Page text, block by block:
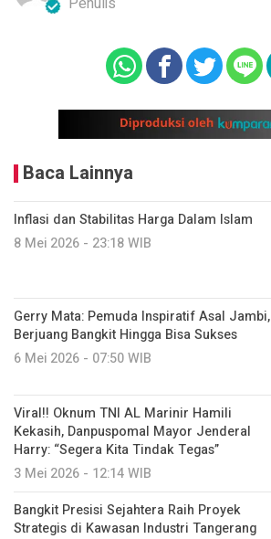
Baca Lainnya
Inflasi dan Stabilitas Harga Dalam Islam
8 Mei 2026 - 23:18 WIB
Gerry Mata: Pemuda Inspiratif Asal Jambi,
Berjuang Bangkit Hingga Bisa Sukses
6 Mei 2026 - 07:50 WIB
Viral!! Oknum TNI AL Marinir Hamili
Kekasih, Danpuspomal Mayor Jenderal
Harry: “Segera Kita Tindak Tegas”
3 Mei 2026 - 12:14 WIB
Bangkit Presisi Sejahtera Raih Proyek
Strategis di Kawasan Industri Tangerang